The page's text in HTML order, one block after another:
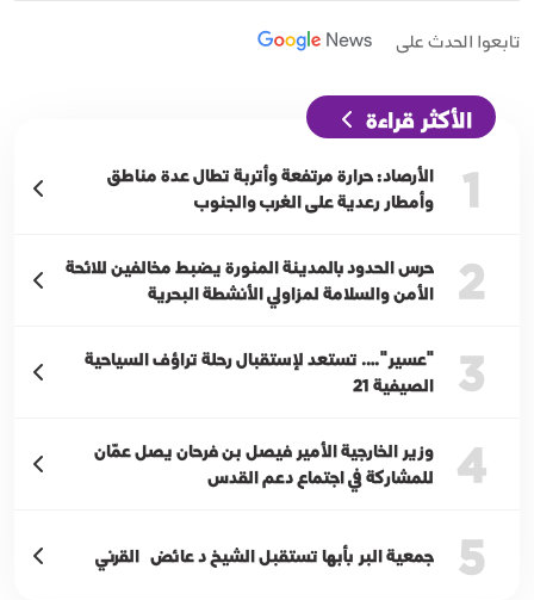
تابعوا الحدث على
الأكثر قراءة
1
الأرصاد: حرارة مرتفعة وأتربة تطال عدة مناطق
وأمطار رعدية على الغرب والجنوب
2
حرس الحدود بالمدينة المنورة يضبط مخالفين للائحة
الأمن والسلامة لمزاولي الأنشطة البحرية
3
"عسير"…. تستعد لإستقبال رحلة تراؤف السياحية
الصيفية 21
4
وزير الخارجية الأمير فيصل بن فرحان يصل عمّان
للمشاركة في اجتماع دعم القدس
5 جمعية البر بأبها تستقبل الشيخ د عائض القرني